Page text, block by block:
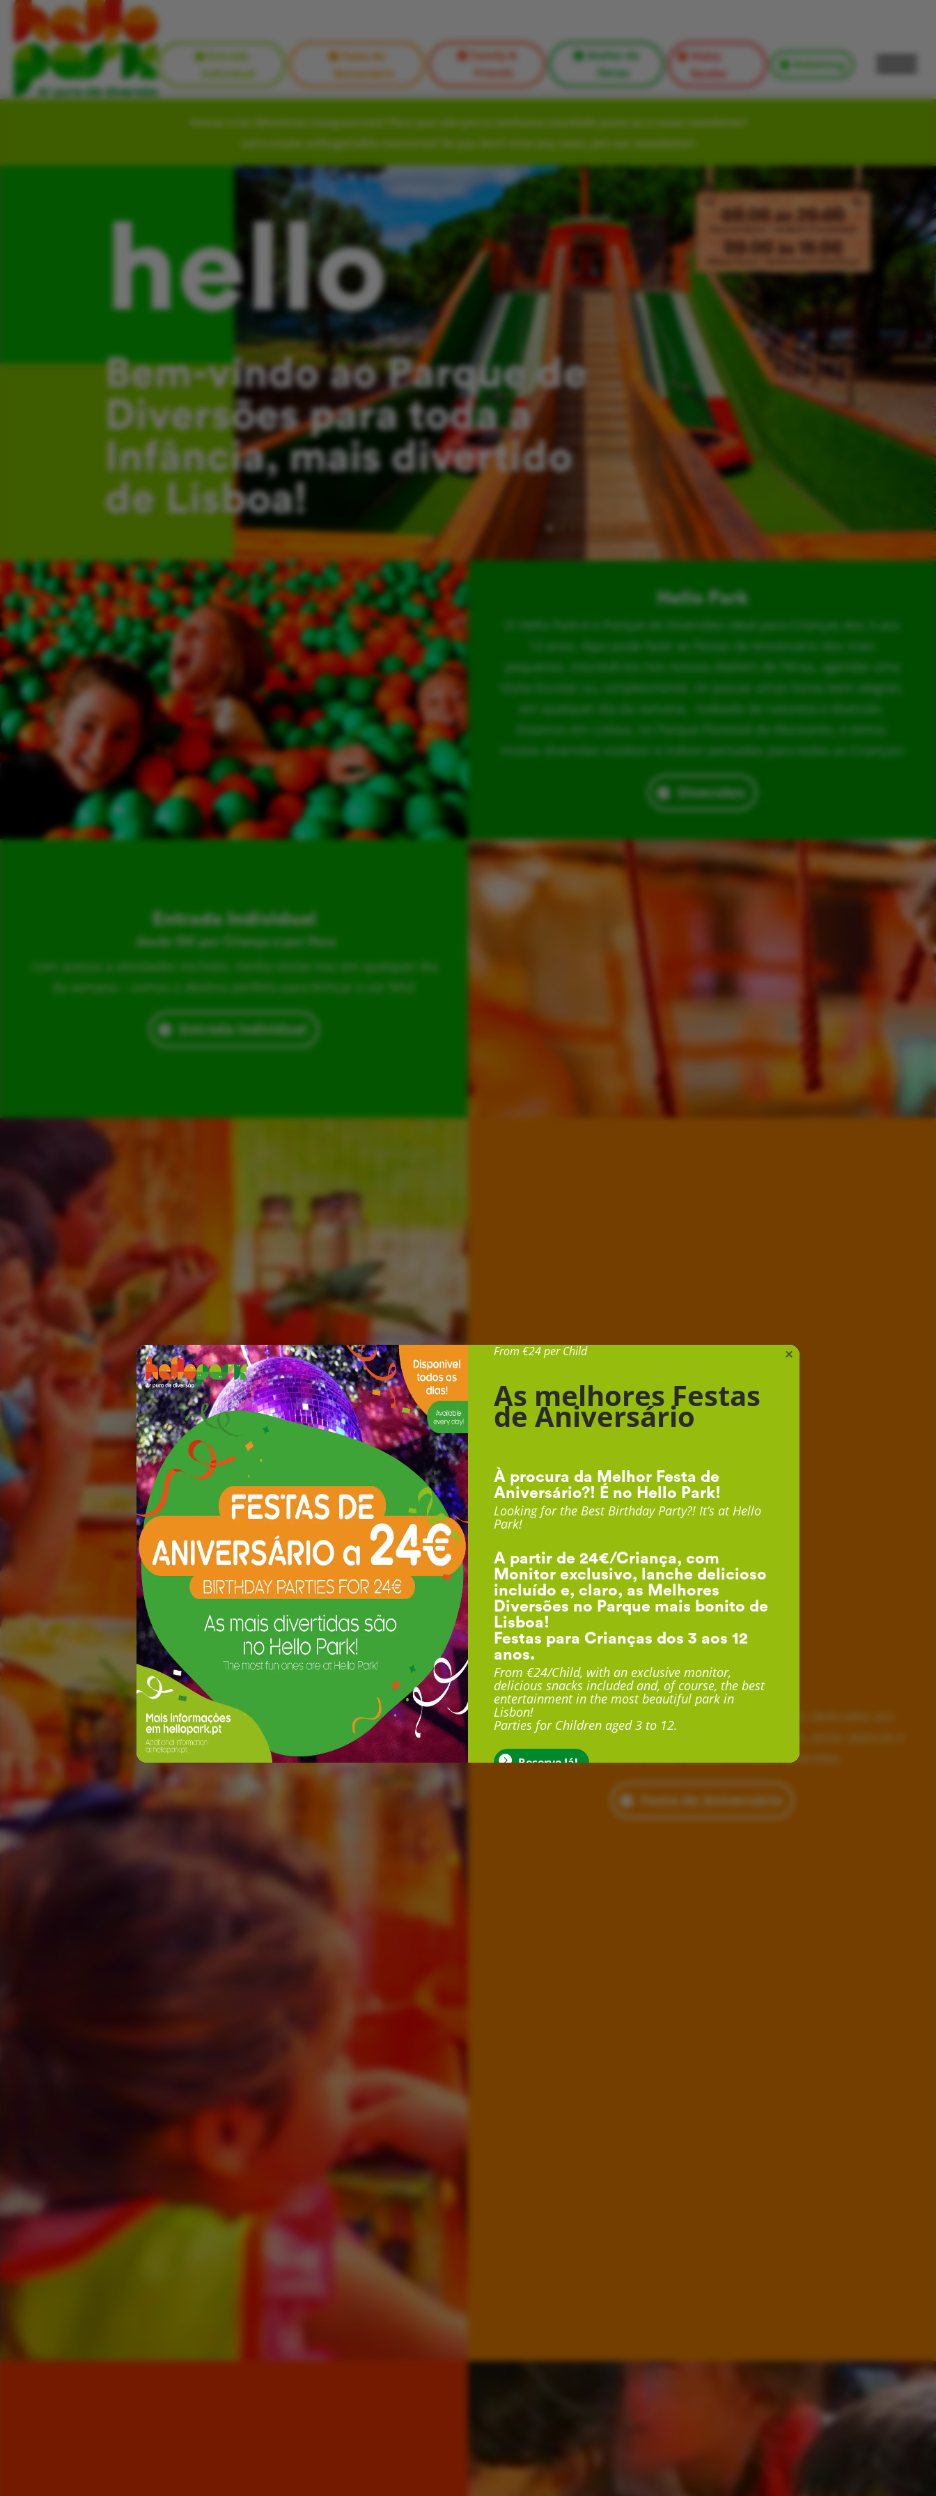
Entrada
Individual
Festa de
Aniversário
Family &
Friends
Atelier de
Férias
Visita
Escolar
Kidsitting
Vamos criar Memórias inesquecíveis? Para que não perca nenhuma novidade junte-se à nossa newsletter!
Let’s create unforgettable memories? So you don’t miss any news, join our newsletter!
hello
Bem-vindo ao Parque de
Diversões para toda a
Infância, mais divertido
de Lisboa!
Hello Park
O Hello Park é o Parque de Diversões ideal para Crianças dos 3 aos
12 anos. Aqui pode fazer as Festas de Aniversário dos mais
pequenos, inscrevê-los nos nossos Ateliers de Férias, agendar uma
Visita Escolar ou, simplesmente, vir passar umas horas bem alegres,
em qualquer dia da semana, rodeado de natureza e diversão.
Estamos em Lisboa, no Parque Florestal de Monsanto, e temos
muitas diversões outdoor e indoor pensadas para todas as Crianças!
Diversões
Entrada Individual
desde 15€ por Criança e por Hora
Com acesso a atividades incríveis. Venha visitar-nos em qualquer dia
da semana – somos o destino perfeito para brincar e ser feliz!
Entrada Individual
Festa de Aniversário
desde 24€ por Criança
Com duração até 3 horas inesquecíveis, monitores dedicados em
exclusivo, sala exclusiva, lanche delicioso com fruta, pizza, pipocas e
muito mais e, ainda, acesso a muitas diversões.
Festa de Aniversário
From €24 per Child
As melhores Festas
de Aniversário
À procura da Melhor Festa de
Aniversário?! É no Hello Park!
Looking for the Best Birthday Party?! It’s at Hello
Park!
A partir de 24€/Criança, com
Monitor exclusivo, lanche delicioso
incluído e, claro, as Melhores
Diversões no Parque mais bonito de
Lisboa!
Festas para Crianças dos 3 aos 12
anos.
From €24/Child, with an exclusive monitor,
delicious snacks included and, of course, the best
entertainment in the most beautiful park in
Lisbon!
Parties for Children aged 3 to 12.
Reserve Já!
×